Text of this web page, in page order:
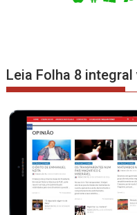
Leia Folha 8